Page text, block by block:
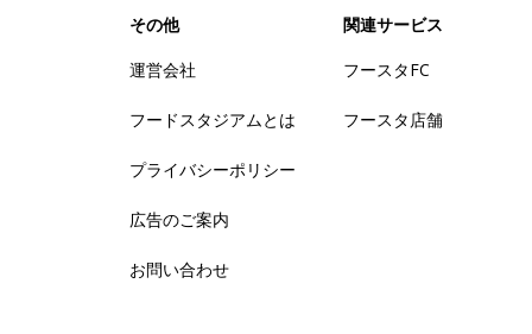
その他
運営会社
フードスタジアムとは
プライバシーポリシー
広告のご案内
お問い合わせ
関連サービス
フースタFC
フースタ店舗